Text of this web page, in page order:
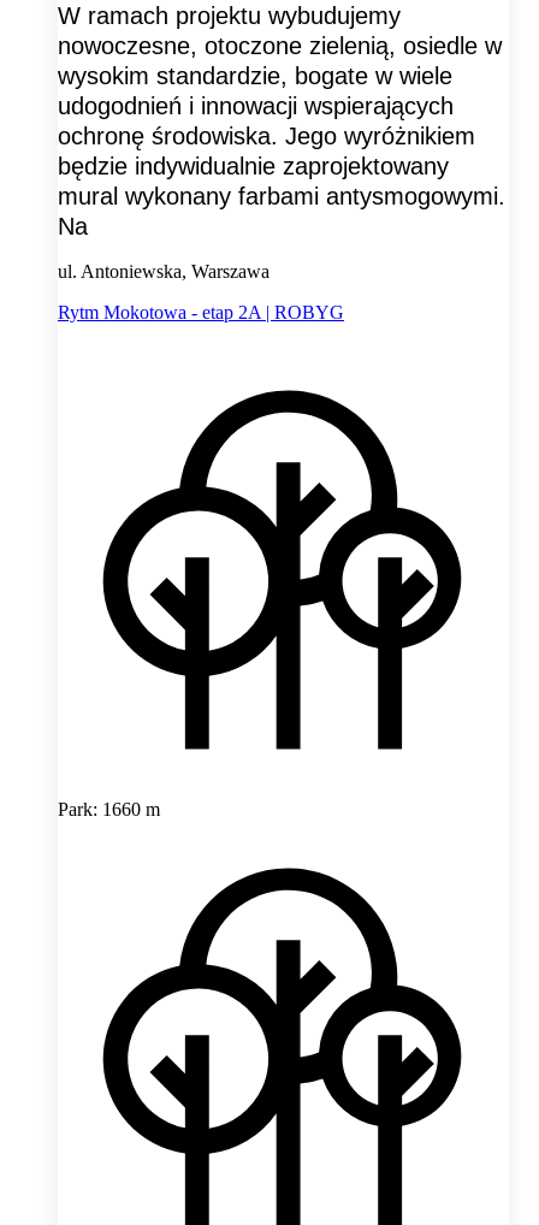
W ramach projektu wybudujemy
nowoczesne, otoczone zielenią, osiedle w
wysokim standardzie, bogate w wiele
udogodnień i innowacji wspierających
ochronę środowiska. Jego wyróżnikiem
będzie indywidualnie zaprojektowany
mural wykonany farbami antysmogowymi.
Na
ul. Antoniewska, Warszawa
Rytm Mokotowa - etap 2A | ROBYG
Park: 1660 m